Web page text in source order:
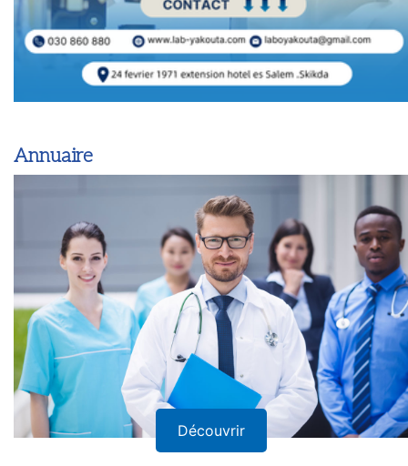
Annuaire
Découvrir